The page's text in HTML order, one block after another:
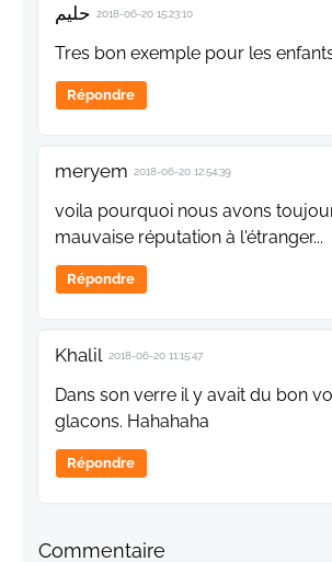
حليم 2018-06-20 15:23:10
Tres bon exemple pour les
Répondre
meryem 2018-06-20 12:54:39
voila pourquoi nous avons
mauvaise réputation à l'étranger...
Répondre
Khalil 2018-06-20 11:15:47
Dans son verre il y avait du bon
glacons. Hahahaha
Répondre
Commentaire